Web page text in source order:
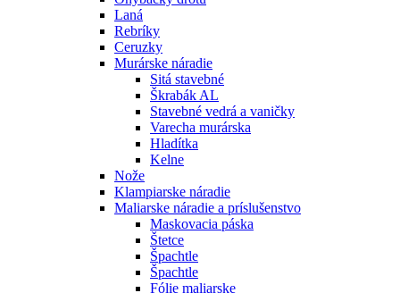
Laná
Rebríky
Ceruzky
Murárske náradie
Sitá stavebné
Škrabák AL
Stavebné vedrá a vaničky
Varecha murárska
Hladítka
Kelne
Nože
Klampiarske náradie
Maliarske náradie a príslušenstvo
Maskovacia páska
Štetce
Špachtle
Špachtle
Fólie maliarske